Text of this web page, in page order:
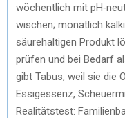
wöchentlich mit
wischen; monatlich
säurehaltigen Produkt
prüfen und bei Bedarf
gibt Tabus, weil sie die
Essigessenz,
Realitätstest: